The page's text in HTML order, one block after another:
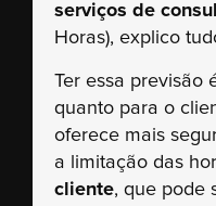
serviços de
Horas), explico
Ter essa previsão
quanto para o
oferece mais
a limitação das
cliente, que pode